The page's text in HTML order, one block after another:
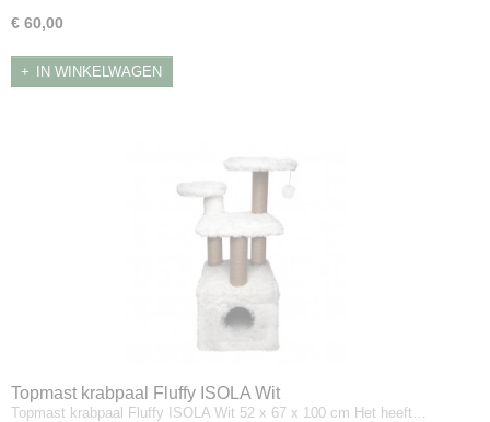
€ 60,00
IN WINKELWAGEN
Topmast krabpaal Fluffy ISOLA Wit
Topmast krabpaal Fluffy ISOLA Wit 52 x 67 x 100 cm Het heeft…